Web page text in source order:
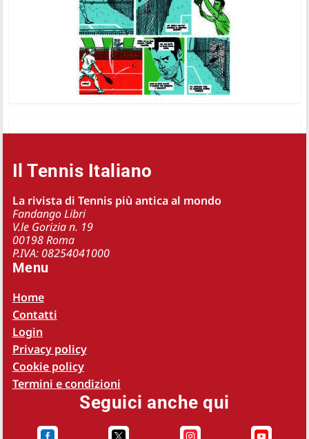
Il Tennis Italiano
La rivista di Tennis più antica al mondo
Fandango Libri
V.le Gorizia n. 19
00198 Roma
P.IVA: 08254041000
Menu
Home
Contatti
Login
Privacy policy
Cookie policy
Termini e condizioni
Seguici anche qui
   